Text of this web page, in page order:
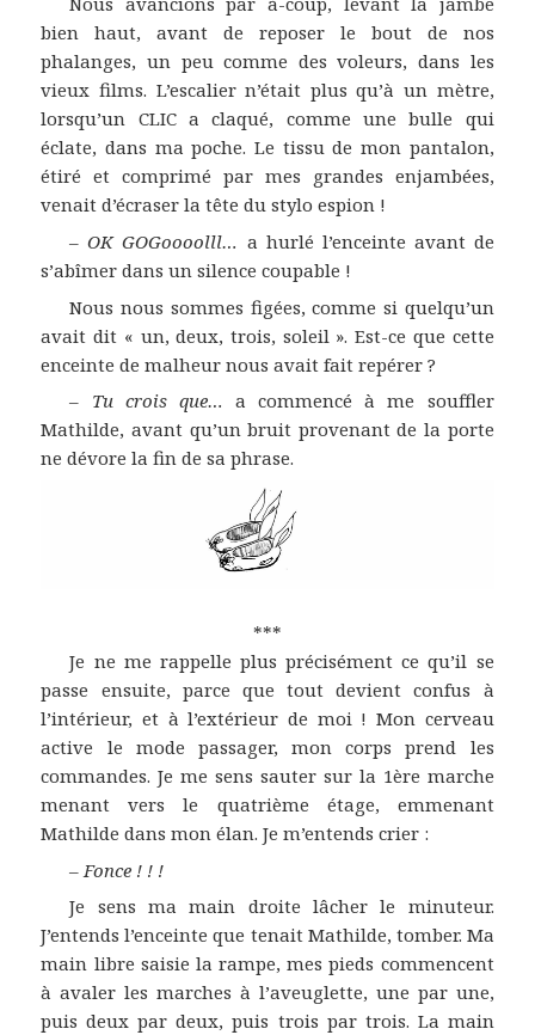
bien haut, avant de reposer le bout de nos
phalanges, un peu comme des voleurs, dans les
vieux films. L’escalier n’était plus qu’à un mètre,
lorsqu’un CLIC a claqué, comme une bulle qui
éclate, dans ma poche. Le tissu de mon pantalon,
étiré et comprimé par mes grandes enjambées,
venait d’écraser la tête du stylo espion !
–OK GOGoooolll… a hurlé l’enceinte avant de
s’abîmer dans un silence coupable !
Nous nous sommes figées, comme si quelqu’un
avait dit « un, deux, trois, soleil ». Est-ce que cette
enceinte de malheur nous avait fait repérer ?
– Tu crois que…a commencé à me souffler
Mathilde, avant qu’un bruit provenant de la porte
ne dévore la fin de sa phrase.
***
Je ne me rappelle plus précisément ce qu’il se
passe ensuite, parce que tout devient confus à
l’intérieur, et à l’extérieur de moi ! Mon cerveau
active le mode passager, mon corps prend les
commandes. Je me sens sauter sur la 1ère marche
menant vers le quatrième étage, emmenant
Mathilde dans mon élan. Je m’entends crier :
– Fonce ! ! !
Je sens ma main droite lâcher le minuteur.
J’entends l’enceinte que tenait Mathilde, tomber. Ma
main libre saisie la rampe, mes pieds commencent
à avaler les marches à l’aveuglette, une par une,
puis deux par deux, puis trois par trois. La main